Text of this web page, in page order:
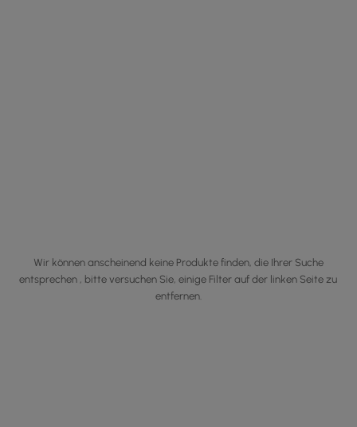
Wir können anscheinend keine Produkte finden, die Ihrer Suche
entsprechen , bitte versuchen Sie, einige Filter auf der linken Seite zu
entfernen.